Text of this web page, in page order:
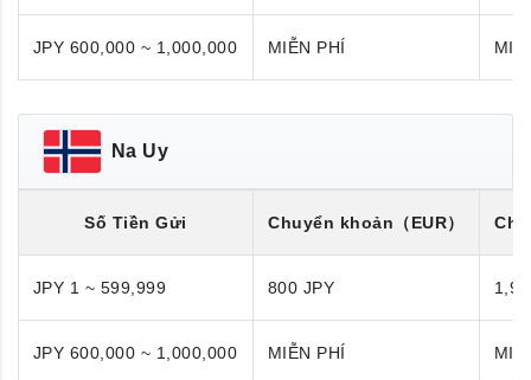
JPY 600,000 ~ 1,000,000 MIỄN PHÍ
Na Uy
Số Tiền Gửi Chuyển khoản （EUR）
JPY 1 ~ 599,999 800 JPY
JPY 600,000 ~ 1,000,000 MIỄN PHÍ